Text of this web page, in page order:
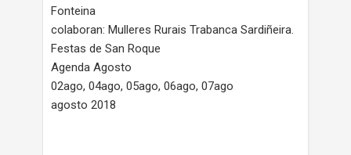
Fonteina
colaboran: Mulleres Rurais Trabanca Sardiñeira.
Festas de San Roque
Agenda Agosto
02ago, 04ago, 05ago, 06ago, 07ago
agosto 2018